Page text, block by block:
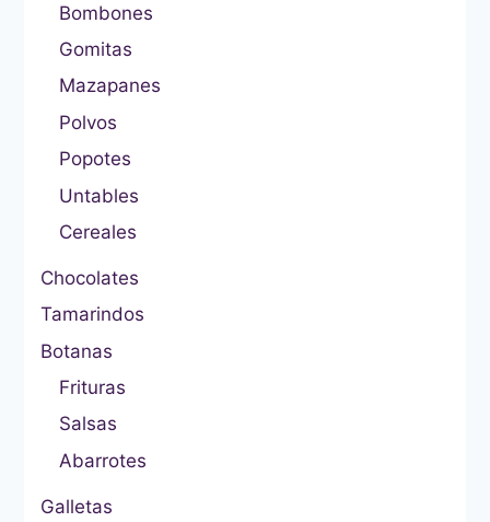
Bombones
Gomitas
Mazapanes
Polvos
Popotes
Untables
Cereales
Chocolates
Tamarindos
Botanas
Frituras
Salsas
Abarrotes
Galletas